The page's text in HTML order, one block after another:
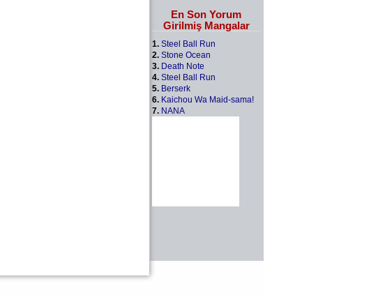
En Son Yorum
Girilmiş Mangalar
1. Steel Ball Run
2. Stone Ocean
3. Death Note
4. Steel Ball Run
5. Berserk
6. Kaichou Wa Maid-sama!
7. NANA